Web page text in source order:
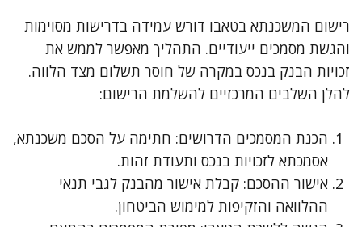
רישום המשכנתא בטאבו דורש עמידה בדרישות מסוימות
והגשת מסמכים ייעודיים. התהליך מאפשר לממש את
זכויות הבנק בנכס במקרה של חוסר תשלום מצד הלווה.
להלן השלבים המרכזיים להשלמת הרישום:
הכנת המסמכים הדרושים: חתימה על הסכם משכנתא,
אסמכתא לזכויות בנכס ותעודת זהות.
אישור ההסכם: קבלת אישור מהבנק לגבי תנאי
ההלוואה והזקיפות למימוש הביטחון.